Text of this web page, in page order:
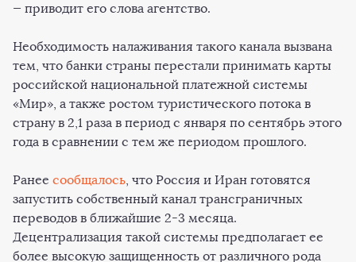
— приводит его слова агентство.
Необходимость налаживания такого канала вызвана
тем, что банки страны перестали принимать карты
российской национальной платежной системы
«Мир», а также ростом туристического потока в
страну в 2,1 раза в период с января по сентябрь этого
года в сравнении с тем же периодом прошлого.
Ранее сообщалось, что Россия и Иран готовятся
запустить собственный канал трансграничных
переводов в ближайшие 2-3 месяца.
Децентрализация такой системы предполагает ее
более высокую защищенность от различного рода